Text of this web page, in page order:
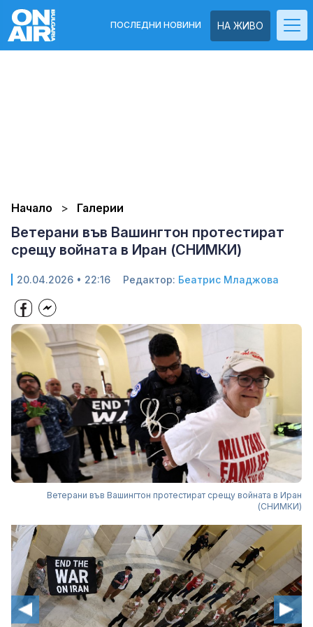
НА ЖИВО
ПОСЛЕДНИ НОВИНИ
Начало Галерии
Ветерани във Вашингтон протестират
срещу войната в Иран (СНИМКИ)
20.04.2026 • 22:16 Редактор: Беатрис Младжова
Ветерани във Вашингтон протестират срещу войната в Иран
(СНИМКИ)